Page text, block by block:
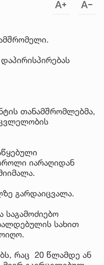
თანამშრომლებმა,
იარაღიდან
გარდაიცვალა.
საგამოძიებო
სახით
რაც 20 წლამდე ან